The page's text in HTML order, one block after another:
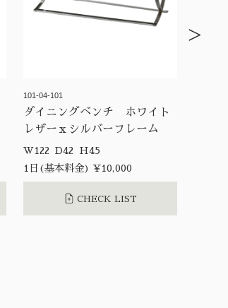
101-04-101
ダイニングベンチ ホワイト
レザーｘシルバーフレーム
W122 D42 H45
1日(基本料金) ¥10,000
CHECK LIST
>